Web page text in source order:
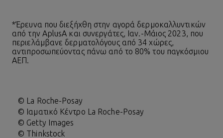
*Έρευνα που διεξήχθη στην αγορά δερμοκαλλυντικών
από την AplusA και συνεργάτες, Ιαν.-Μάιος 2023, που
περιελάμβανε δερματολόγους από 34 χώρες,
αντιπροσωπεύοντας πάνω από το 80% του παγκόσμιου
ΑΕΠ.
© La Roche-Posay
© Ιαματικό Κέντρο La Roche-Posay
© Getty Images
© Thinkstock